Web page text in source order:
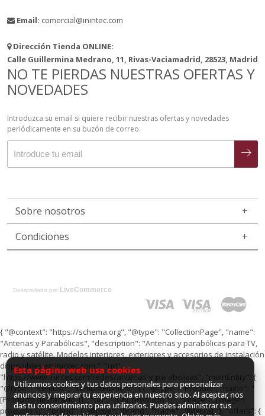
Email: comercial@inintec.com
Dirección Tienda ONLINE:
Calle Guillermina Medrano, 11, Rivas-Vaciamadrid, 28523, Madrid
NO TE PIERDAS NUESTRAS OFERTAS Y
NOVEDADES
Introduzca su email si quiere recibir nuestras ofertas y novedades
periódicamente en su buzón de correo.
Sobre nosotros
Condiciones
Desarrollado por LiveCommerce
{ "@context": "https://schema.org", "@type": "CollectionPage", "name":
"Antenas y Parabólicas", "description": "Antenas y parabólicas para TV,
radio y satélite. Modelos interiores, exteriores y accesorios de instalación
disponibles en inintec.com.", "url":
"https://www.inintec.com/redes/antenas-y-parabolicas", "mainEntity": {
"@type": "ItemList", "itemListElement": [ { "@type": "Product", "name": "
[Producto destacado 1]", "url": "[URL producto 1]", "image": "[Imagen
producto 1]", "brand": { "@type": "Brand", "name": "[Marca]" }, "offers": {
Esta página web usa cookies
Utilizamos cookies y tus datos personales para personalizar
anuncios y mejorar tu experiencia en nuestro sitio. Al aceptar, nos
das tu consentimiento para utilizarlos. Puedes administrar tus